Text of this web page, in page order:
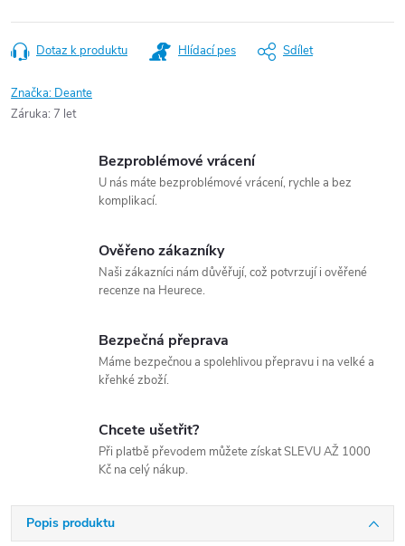
Dotaz k produktu Hlídací pes Sdílet
Značka: Deante
Záruka: 7 let
Bezproblémové vrácení
U nás máte bezproblémové vrácení, rychle a bez
komplikací.
Ověřeno zákazníky
Naši zákazníci nám důvěřují, což potvrzují i ověřené
recenze na Heurece.
Bezpečná přeprava
Máme bezpečnou a spolehlivou přepravu i na velké a
křehké zboží.
Chcete ušetřit?
Při platbě převodem můžete získat SLEVU AŽ 1000
Kč na celý nákup.
Popis produktu